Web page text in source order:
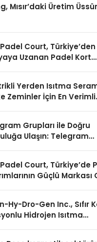
Mısır’daki Üretim
Padel Court, Türkiye’den
Uzanan Padel Kort
Yerden Isıtma
Zeminler İçin En Verimli
Grupları ile Doğru
Ulaşın: Telegram
Padel Court, Türkiye’de
Güçlü Markası
Hy-Dro-Gen Inc., Sıfır
Hidrojen Isıtma